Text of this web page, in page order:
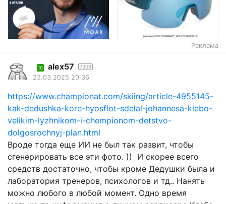
Реклама
10 alex57 7309
23.03.2025 20:36
https://www.championat.com/skiing/article-4955145-
kak-dedushka-kore-hyosflot-sdelal-johannesa-klebo-
velikim-lyzhnikom-i-chempionom-detstvo-
dolgosrochnyj-plan.html
Вроде тогда еще ИИ не был так развит, чтобы
сгенерировать все эти фото. )) И скорее всего
средств достаточно, чтобы кроме Дедушки была и
лаборатория тренеров, психологов и тд.. Нанять
можно любого в любой момент. Одно время